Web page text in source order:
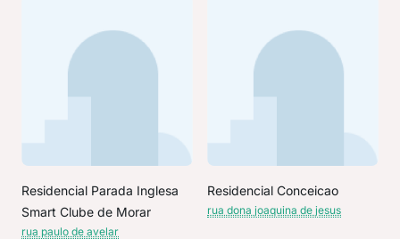
Residencial Parada Inglesa
Smart Clube de Morar
rua paulo de avelar
Residencial Conceicao
rua dona joaquina de jesus